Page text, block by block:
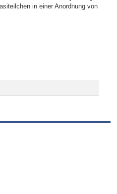
in einer Anordnung von